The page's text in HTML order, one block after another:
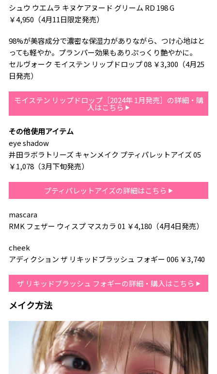
シュウ ウエムラ キヌケアヌード グリーム RD 198 G
￥4,950（4月11日限定発売）
98%が美容成分で濃密な保湿力がありながら、つけ心地はと
っても軽やか。プランパー効果もありぷっくり艶やかに。
セルヴォーク モイステン リップドロップ 08 ￥3,300（4月25
日発売）
モイステン リップドロップ［2024年 1月発売］の詳細・購
入はこちら
その他使用アイテム
eye shadow
井田ラボラトリーズ キャンメイク プティパレットアイズ 05
￥1,078（3月下旬発売）
プティパレットアイズの詳細はこちら
mascara
RMK フェザー ウィスプ マスカラ 01 ￥4,180（4月4日発売）
cheek
アディクション ザ リキッドブラッシュ フォギー 006 ￥3,740
ザ リキッドブラッシュ フォギーの詳細・購入はこちら
メイク方法